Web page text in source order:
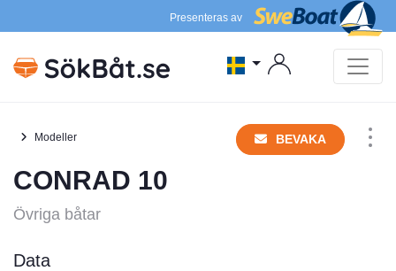
Presenteras av
Modeller BEVAKA
CONRAD 10
Övriga båtar
Data